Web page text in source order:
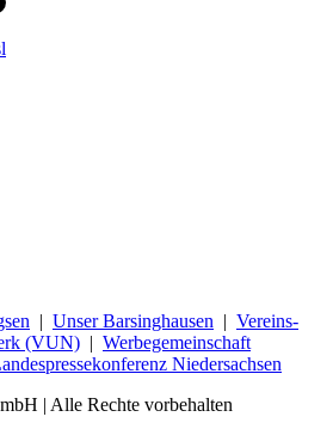
| Unser Barsinghausen | Vereins-
(VUN) | Werbegemeinschaft
Niedersachsen
| Alle Rechte vorbehalten